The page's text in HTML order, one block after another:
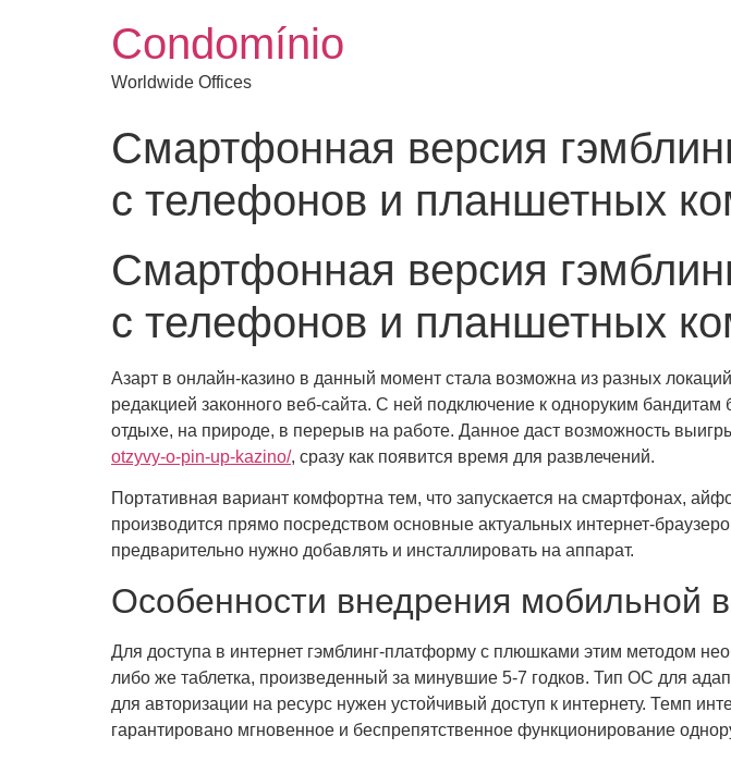
Condomínio
Worldwide Offices
Смартфонная версия
с телефонов и планшетных
Смартфонная версия
с телефонов и планшетных
Азарт в онлайн-казино в данный момент стала возможна из разных
редакцией законного веб-сайта. С ней подключение к одноруким
отдыхе, на природе, в перерыв на работе. Данное даст возможность
otzyvy-o-pin-up-kazino/, сразу как появится время для развлечений.
Портативная вариант комфортна тем, что запускается на смартфонах,
производится прямо посредством основные актуальных интернет-
предварительно нужно добавлять и инсталлировать на аппарат.
Особенности внедрения мобильной
Для доступа в интернет гэмблинг-платформу с плюшками этим методом
либо же таблетка, произведенный за минувшие 5-7 годков. Тип ОС для
для авторизации на ресурс нужен устойчивый доступ к интернету. Темп
гарантировано мгновенное и беспрепятственное функционирование